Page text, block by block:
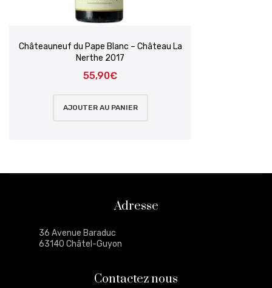
Châteauneuf du Pape Blanc – Château La
Nerthe 2017
55,90€
AJOUTER AU PANIER
Adresse
36 Avenue Baraduc
63140 Châtel-Guyon
Contactez nous